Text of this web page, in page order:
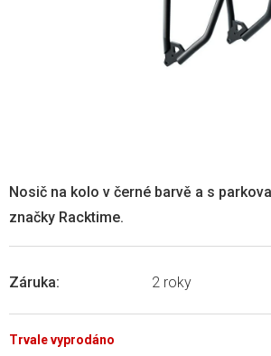
Trvale vyprodáno
Záruka: 2 roky
Nosič na kolo v černé barvě a s
značky Racktime.